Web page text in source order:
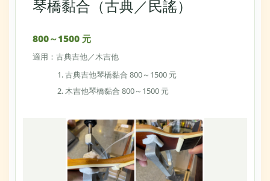
琴橋黏合（古典／民謠）
800～1500 元
適用：古典吉他／木吉他
古典吉他琴橋黏合 800～1500 元
木吉他琴橋黏合 800～1500 元